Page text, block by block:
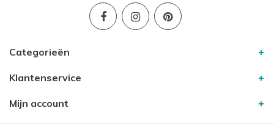
Categorieën
Klantenservice
Mijn account